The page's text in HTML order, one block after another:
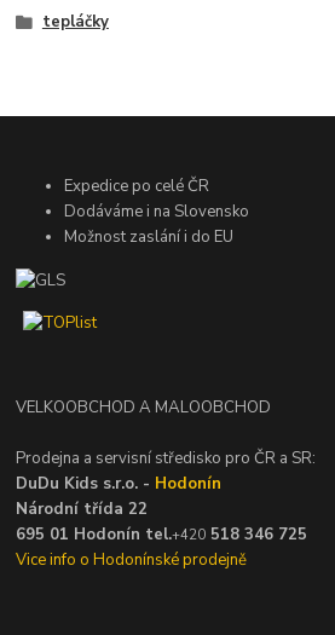
tepláčky
Expedice po celé ČR
Dodáváme i na Slovensko
Možnost zaslání i do EU
VELKOOBCHOD A MALOOBCHOD
Prodejna a servisní středisko pro ČR a SR:
DuDu Kids s.r.o. - Hodonín
Národní třída 22
695 01 Hodonín tel.+420 518 346 725
Vice info o Hodonínské prodejně